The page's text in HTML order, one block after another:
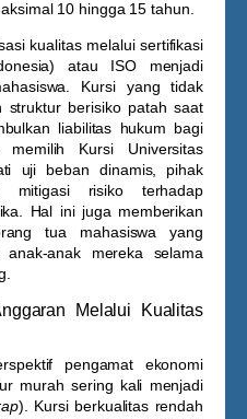
10 hingga 15 tahun.
kualitas melalui sertifikasi
atau ISO menjadi
Kursi yang tidak
struktur berisiko patah saat
liabilitas hukum bagi
memilih Kursi Universitas
uji beban dinamis, pihak
mitigasi risiko terhadap
Hal ini juga memberikan
tua mahasiswa yang
anak-anak mereka selama
Melalui Kualitas
pengamat ekonomi
murah sering kali menjadi
). Kursi berkualitas rendah